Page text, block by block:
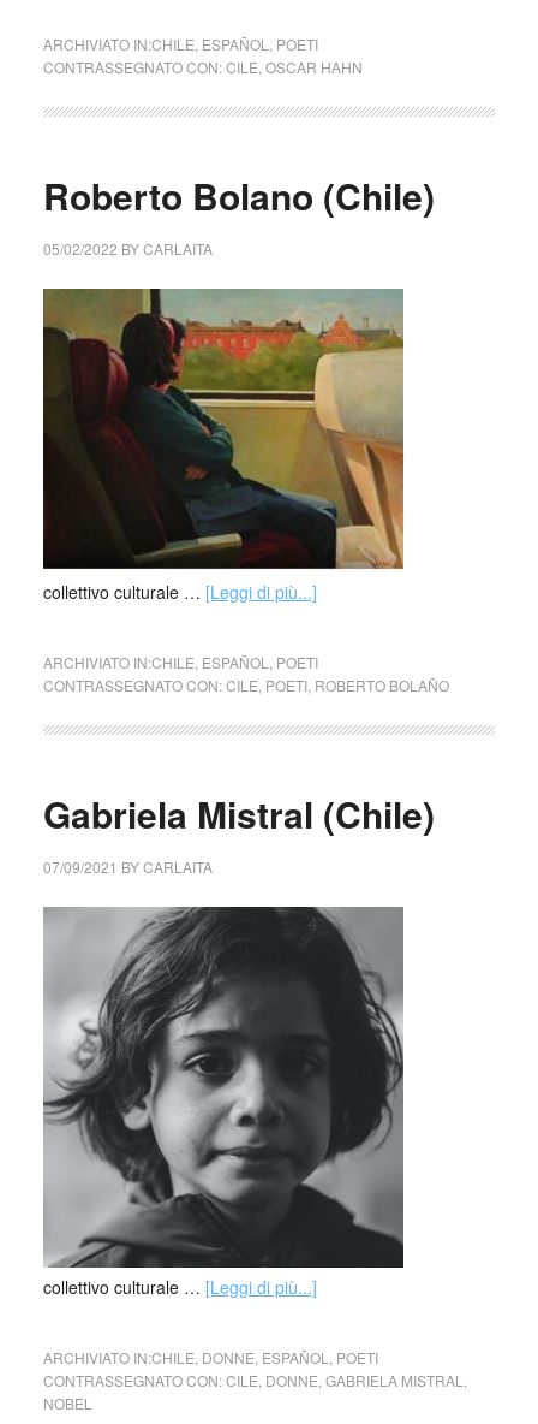
ARCHIVIATO IN:CHILE ESPAÑOL
POETI
CONTRASSEGNATO CON:CILE OSCAR HAHN
Roberto Bolano (Chile)
05/02/2022 BYCARLAITA
collettivo culturale … [Leggi di più...]
ARCHIVIATO IN:CHILE ESPAÑOL
POETI
CONTRASSEGNATO CON:CILE POETI, ROBERTO BOLAÑO
Gabriela Mistral (Chile)
07/09/2021 BYCARLAITA
collettivo culturale … [Leggi di più...]
ARCHIVIATO IN:CHILE DONNE ESPAÑOL
POETI
CONTRASSEGNATO CON:CILE DONNE GABRIELA MISTRAL
NOBEL